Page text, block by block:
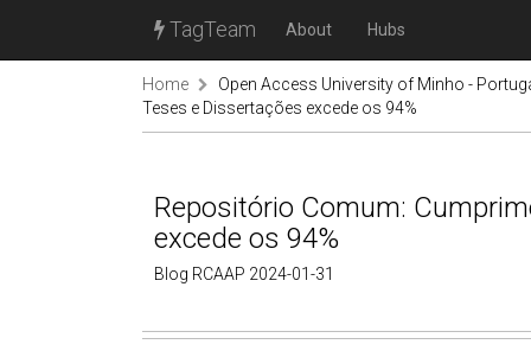
TagTeam About Hubs
Home
Open Access University of Minho -
Teses e Dissertações excede os 94%
Repositório Comum:
excede os 94%
Blog RCAAP 2024-01-31